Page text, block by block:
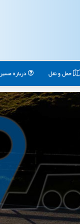
حمل و نقل درباره